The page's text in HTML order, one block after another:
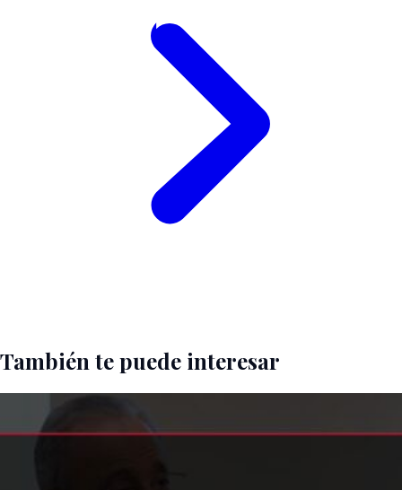
También te puede interesar